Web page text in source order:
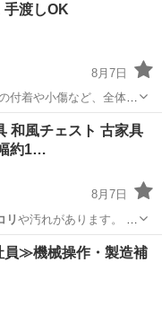
液晶テレビ BRAVIA 手渡しOK
8月7日
付着や小傷など、全体的
和風チェスト 古家具
約1…
8月7日
リ や汚れがあります。 ・
≫機械操作・製造補